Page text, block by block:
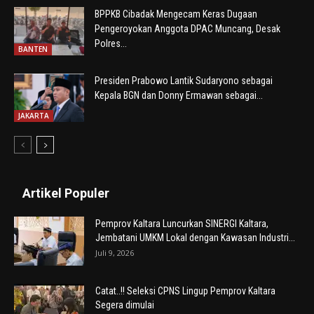
BANTEN
BPPKB Cibadak Mengecam Keras Dugaan
Pengeroyokan Anggota DPAC Muncang, Desak
Polres...
JAKARTA
Presiden Prabowo Lantik Sudaryono sebagai
Kepala BGN dan Donny Ermawan sebagai...
Artikel Populer
Pemprov Kaltara Luncurkan SINERGI Kaltara,
Jembatani UMKM Lokal dengan Kawasan Industri...
Juli 9, 2026
Catat..!! Seleksi CPNS Lingup Pemprov Kaltara
Segera dimulai